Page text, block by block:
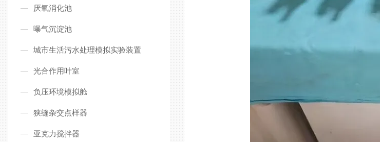
厌氧消化池
曝气沉淀池
城市生活污水处理模拟实验装置
光合作用叶室
负压环境模拟舱
狭缝杂交点样器
亚克力搅拌器